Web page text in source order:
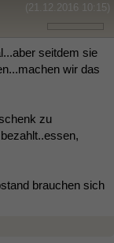
(21.12.2016 10:15)
seitdem sie
wir das
zu
brauchen sich